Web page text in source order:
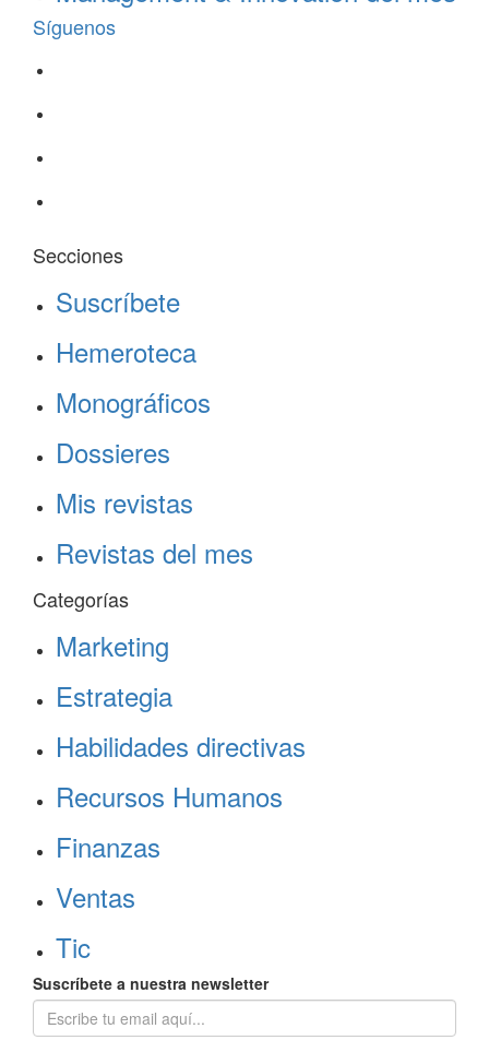
Síguenos
Secciones
Suscríbete
Hemeroteca
Monográficos
Dossieres
Mis revistas
Revistas del mes
Categorías
Marketing
Estrategia
Habilidades directivas
Recursos Humanos
Finanzas
Ventas
Tic
Suscríbete a nuestra newsletter